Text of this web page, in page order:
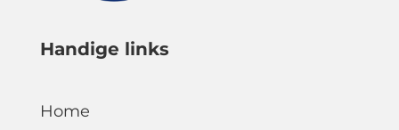
Handige links
Home